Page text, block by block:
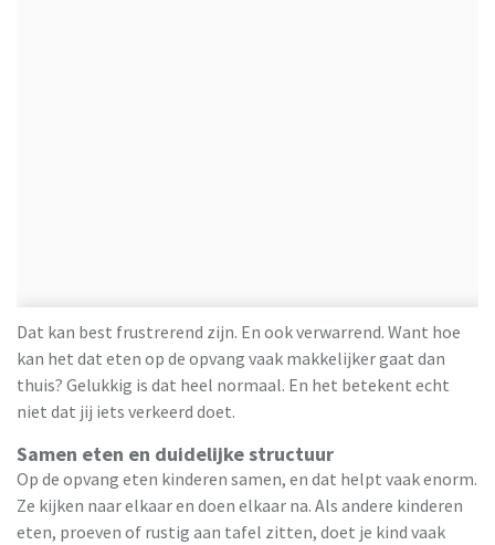
Dat kan best frustrerend zijn. En ook verwarrend. Want hoe
kan het dat eten op de opvang vaak makkelijker gaat dan
thuis? Gelukkig is dat heel normaal. En het betekent echt
niet dat jij iets verkeerd doet.
Samen eten en duidelijke structuur
Op de opvang eten kinderen samen, en dat helpt vaak enorm.
Ze kijken naar elkaar en doen elkaar na. Als andere kinderen
eten, proeven of rustig aan tafel zitten, doet je kind vaak